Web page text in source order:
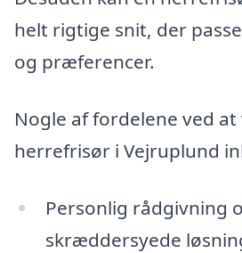
helt rigtige snit, der
og præferencer.
Nogle af fordelene ved
herrefrisør i Vejruplund
Personlig rådgivning
skræddersyede